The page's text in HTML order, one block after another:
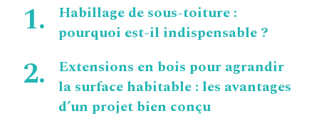
Habillage de sous-toiture :
pourquoi est-il indispensable ?
Extensions en bois pour agrandir
la surface habitable : les avantages
d’un projet bien conçu